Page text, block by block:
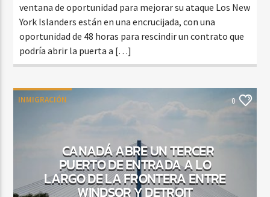
ventana de oportunidad para mejorar su ataque Los New
York Islanders están en una encrucijada, con una
oportunidad de 48 horas para rescindir un contrato que
podría abrir la puerta a […]
INMIGRACIÓN 0
CANADÁ ABRE UN TERCER
PUERTO DE ENTRADA A LO
LARGO DE LA FRONTERA ENTRE
WINDSOR Y DETROIT